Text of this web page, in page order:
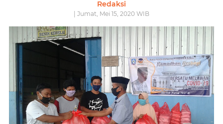
Redaksi
| Jumat, Mei 15, 2020 WIB